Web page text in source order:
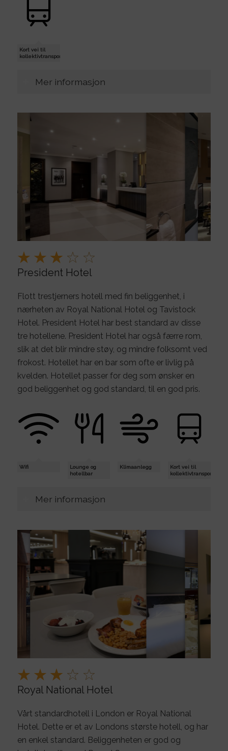
Kort vei til
kollektivtransport
Mer informasjon
President Hotel
Flott trestjerners hotell med fin beliggenhet, i
nærheten av Royal National Hotel og Tavistock
Hotel. President Hotel har best standard av disse
tre hotellene. President Hotel har også færre rom,
slik at det blir mindre støy, og mindre folksomt ved
frokost. Hotellet har en bar som ofte er livlig på
kvelden. Hotellet passer for deg som ønsker en
god beliggenhet og god standard, til en god pris.
Wifi
Lounge og
hotellbar
Klimaanlegg
Kort vei til
kollektivtransport
Mer informasjon
Royal National Hotel
Vårt standardhotell i London er Royal National
Hotel. Dette er et av Londons største hotell, og har
en enkel standard. Beliggenheten er god og